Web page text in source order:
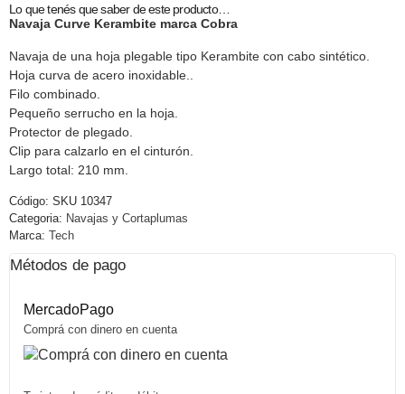
Lo que tenés que saber de este producto…
Navaja Curve Kerambite marca Cobra
Navaja de una hoja plegable tipo Kerambite con cabo sintético.
Hoja curva de acero inoxidable..
Filo combinado.
Pequeño serrucho en la hoja.
Protector de plegado.
Clip para calzarlo en el cinturón.
Largo total: 210 mm.
Código: SKU 10347
Categoria: Navajas y Cortaplumas
Marca: Tech
Métodos de pago
MercadoPago
Comprá con dinero en cuenta